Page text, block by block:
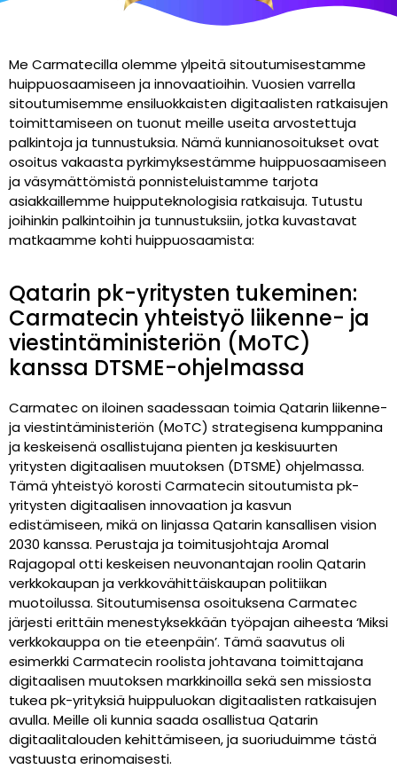
Me Carmatecilla olemme ylpeitä sitoutumisestamme
huippuosaamiseen ja innovaatioihin. Vuosien varrella
sitoutumisemme ensiluokkaisten digitaalisten ratkaisujen
toimittamiseen on tuonut meille useita arvostettuja
palkintoja ja tunnustuksia. Nämä kunnianosoitukset ovat
osoitus vakaasta pyrkimyksestämme huippuosaamiseen
ja väsymättömistä ponnisteluistamme tarjota
asiakkaillemme huipputeknologisia ratkaisuja. Tutustu
joihinkin palkintoihin ja tunnustuksiin, jotka kuvastavat
matkaamme kohti huippuosaamista:
Qatarin pk-yritysten tukeminen:
Carmatecin yhteistyö liikenne- ja
viestintäministeriön (MoTC)
kanssa DTSME-ohjelmassa
Carmatec on iloinen saadessaan toimia Qatarin liikenne-
ja viestintäministeriön (MoTC) strategisena kumppanina
ja keskeisenä osallistujana pienten ja keskisuurten
yritysten digitaalisen muutoksen (DTSME) ohjelmassa.
Tämä yhteistyö korosti Carmatecin sitoutumista pk-
yritysten digitaalisen innovaation ja kasvun
edistämiseen, mikä on linjassa Qatarin kansallisen vision
2030 kanssa. Perustaja ja toimitusjohtaja Aromal
Rajagopal otti keskeisen neuvonantajan roolin Qatarin
verkkokaupan ja verkkovähittäiskaupan politiikan
muotoilussa. Sitoutumisensa osoituksena Carmatec
järjesti erittäin menestyksekkään työpajan aiheesta ‘Miksi
verkkokauppa on tie eteenpäin’. Tämä saavutus oli
esimerkki Carmatecin roolista johtavana toimittajana
digitaalisen muutoksen markkinoilla sekä sen missiosta
tukea pk-yrityksiä huippuluokan digitaalisten ratkaisujen
avulla. Meille oli kunnia saada osallistua Qatarin
digitaalitalouden kehittämiseen, ja suoriuduimme tästä
vastuusta erinomaisesti.